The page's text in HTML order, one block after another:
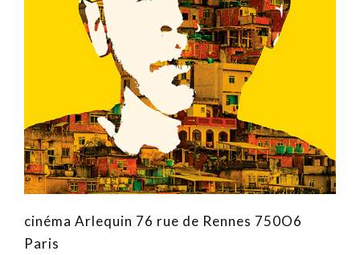
cinéma Arlequin 76 rue de Rennes 750O6
Paris